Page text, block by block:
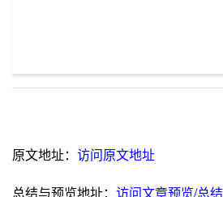
原文地址： 访问原文地址
总结与预览地址： 访问文章预览/总结